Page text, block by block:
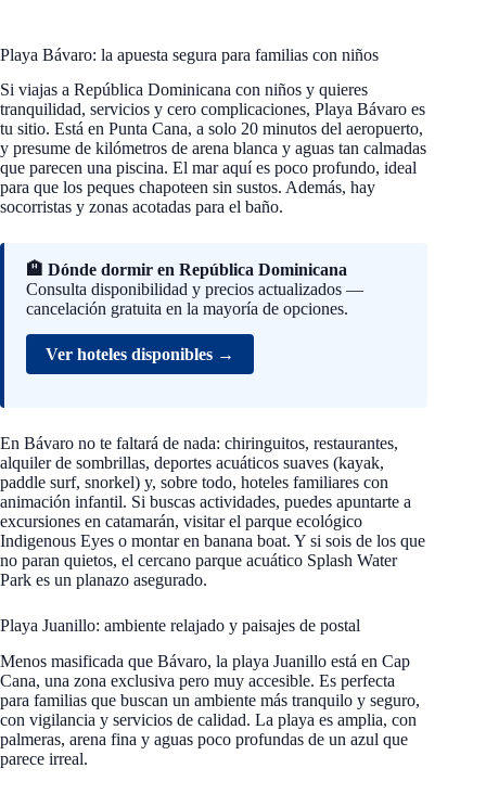
Playa Bávaro: la apuesta segura para familias con niños
Si viajas a República Dominicana con niños y quieres
tranquilidad, servicios y cero complicaciones, Playa Bávaro es
tu sitio. Está en Punta Cana, a solo 20 minutos del aeropuerto,
y presume de kilómetros de arena blanca y aguas tan calmadas
que parecen una piscina. El mar aquí es poco profundo, ideal
para que los peques chapoteen sin sustos. Además, hay
socorristas y zonas acotadas para el baño.
🏨 Dónde dormir en República Dominicana
Consulta disponibilidad y precios actualizados —
cancelación gratuita en la mayoría de opciones.
Ver hoteles disponibles →
En Bávaro no te faltará de nada: chiringuitos, restaurantes,
alquiler de sombrillas, deportes acuáticos suaves (kayak,
paddle surf, snorkel) y, sobre todo, hoteles familiares con
animación infantil. Si buscas actividades, puedes apuntarte a
excursiones en catamarán, visitar el parque ecológico
Indigenous Eyes o montar en banana boat. Y si sois de los que
no paran quietos, el cercano parque acuático Splash Water
Park es un planazo asegurado.
Playa Juanillo: ambiente relajado y paisajes de postal
Menos masificada que Bávaro, la playa Juanillo está en Cap
Cana, una zona exclusiva pero muy accesible. Es perfecta
para familias que buscan un ambiente más tranquilo y seguro,
con vigilancia y servicios de calidad. La playa es amplia, con
palmeras, arena fina y aguas poco profundas de un azul que
parece irreal.